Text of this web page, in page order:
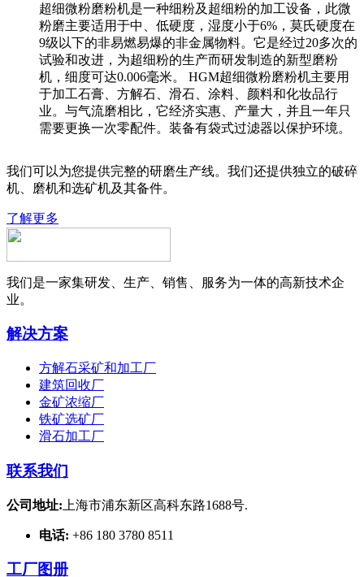
超细微粉磨粉机是一种细粉及超细粉的加工设备，此微
粉磨主要适用于中、低硬度，湿度小于6%，莫氏硬度在
9级以下的非易燃易爆的非金属物料。它是经过20多次的
试验和改进，为超细粉的生产而研发制造的新型磨粉
机，细度可达0.006毫米。 HGM超细微粉磨粉机主要用
于加工石膏、方解石、滑石、涂料、颜料和化妆品行
业。与气流磨相比，它经济实惠、产量大，并且一年只
需要更换一次零配件。装备有袋式过滤器以保护环境。
我们可以为您提供完整的研磨生产线。我们还提供独立的破碎
机、磨机和选矿机及其备件。
了解更多
我们是一家集研发、生产、销售、服务为一体的高新技术企
业。
解决方案
方解石采矿和加工厂
建筑回收厂
金矿浓缩厂
铁矿选矿厂
滑石加工厂
联系我们
公司地址: 上海市浦东新区高科东路1688号.
电话: +86 180 3780 8511
工厂图册